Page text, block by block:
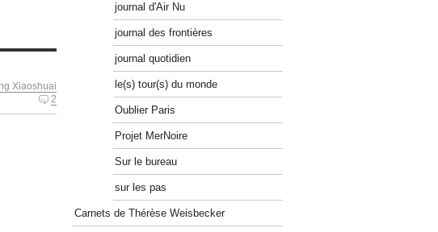
Xiaoshuai
2
journal d'Air Nu
journal des frontières
journal quotidien
le(s) tour(s) du monde
Oublier Paris
Projet MerNoire
Sur le bureau
sur les pas
Carnets de Thérèse Weisbecker